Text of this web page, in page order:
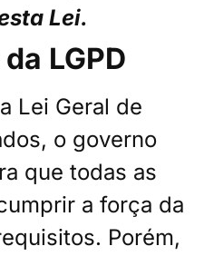
Lei.
LGPD
Lei Geral de
o governo
que todas as
a força da
Porém,